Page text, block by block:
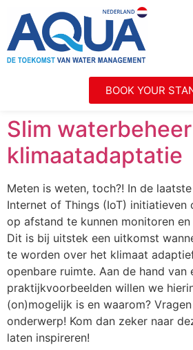
BOOK YOUR
Slim
klimaatadaptatie
Meten is weten, toch?! In de
Internet of Things (IoT) initiatieven
op afstand te kunnen monitoren en
Dit is bij uitstek een uitkomst
te worden over het klimaat
openbare ruimte. Aan de hand van
praktijkvoorbeelden willen we
(on)mogelijk is en waarom?
onderwerp! Kom dan zeker naar
laten inspireren!